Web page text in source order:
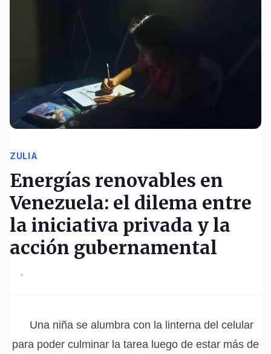
ZULIA
Energías renovables en
Venezuela: el dilema entre
la iniciativa privada y la
acción gubernamental
•
Una niña se alumbra con la linterna del celular
para poder culminar la tarea luego de estar más de